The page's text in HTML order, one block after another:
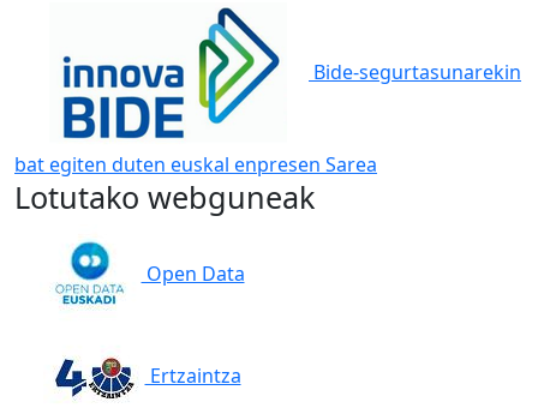
Bide-segurtasunarekin
bat egiten duten euskal enpresen Sarea
Lotutako webguneak
Open Data
Ertzaintza